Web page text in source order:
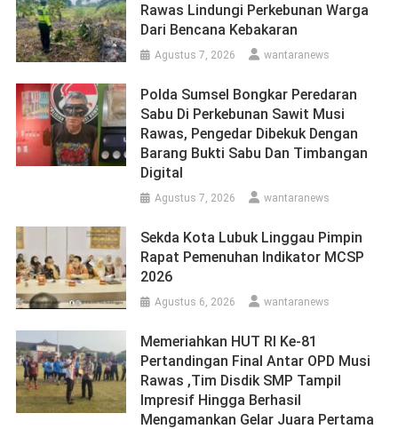
Rawas Lindungi Perkebunan Warga
Dari Bencana Kebakaran
Agustus 7, 2026 wantaranews
Polda Sumsel Bongkar Peredaran
Sabu Di Perkebunan Sawit Musi
Rawas, Pengedar Dibekuk Dengan
Barang Bukti Sabu Dan Timbangan
Digital
Agustus 7, 2026 wantaranews
Sekda Kota Lubuk Linggau Pimpin
Rapat Pemenuhan Indikator MCSP
2026
Agustus 6, 2026 wantaranews
Memeriahkan HUT RI Ke-81
Pertandingan Final Antar OPD Musi
Rawas ,Tim Disdik SMP Tampil
Impresif Hingga Berhasil
Mengamankan Gelar Juara Pertama